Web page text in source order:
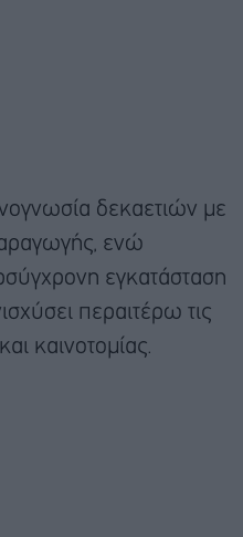
δεκαετιών με
ενώ
εγκατάσταση
περαιτέρω τις
καινοτομίας.